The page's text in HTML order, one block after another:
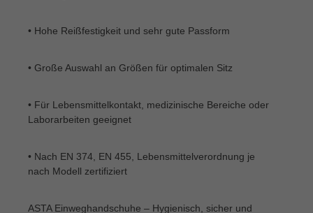
• Hohe Reißfestigkeit und sehr gute Passform
• Große Auswahl an Größen für optimalen Sitz
• Für Lebensmittelkontakt, medizinische Bereiche oder
Laborarbeiten geeignet
• Nach EN 374, EN 455, Lebensmittelverordnung je
nach Modell zertifiziert
ASTA Einweghandschuhe – Hygienisch, sicher und